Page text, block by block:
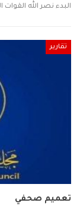
البدء نصر الله
تقارير
تعميم صحفي